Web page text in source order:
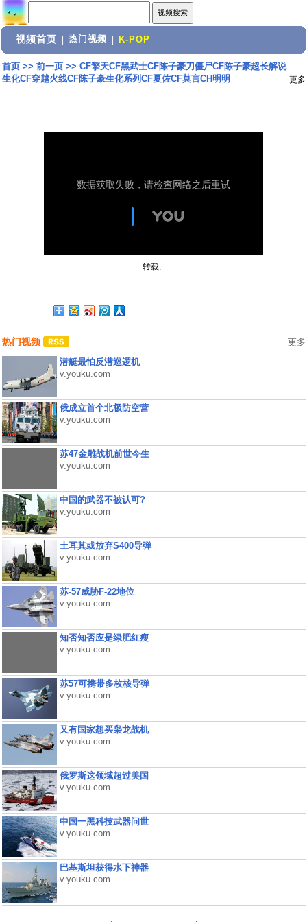
视频首页 热门视频 K-POP
首页>> 前一页>> CF擎天CF黑武士CF陈子豪刀僵尸CF陈子豪超长解说
生化CF穿越火线CF陈子豪生化系列CF夏佐CF莫言CH明明
更多
转载:
热门视频 更多
潜艇最怕反潜巡逻机
v.youku.com
俄成立首个北极防空营
v.youku.com
苏47金雕战机前世今生
v.youku.com
中国的武器不被认可?
v.youku.com
土耳其或放弃S400导弹
v.youku.com
苏-57威胁F-22地位
v.youku.com
知否知否应是绿肥红瘦
v.youku.com
苏57可携带多枚核导弹
v.youku.com
又有国家想买枭龙战机
v.youku.com
俄罗斯这领域超过美国
v.youku.com
中国一黑科技武器问世
v.youku.com
巴基斯坦获得水下神器
v.youku.com